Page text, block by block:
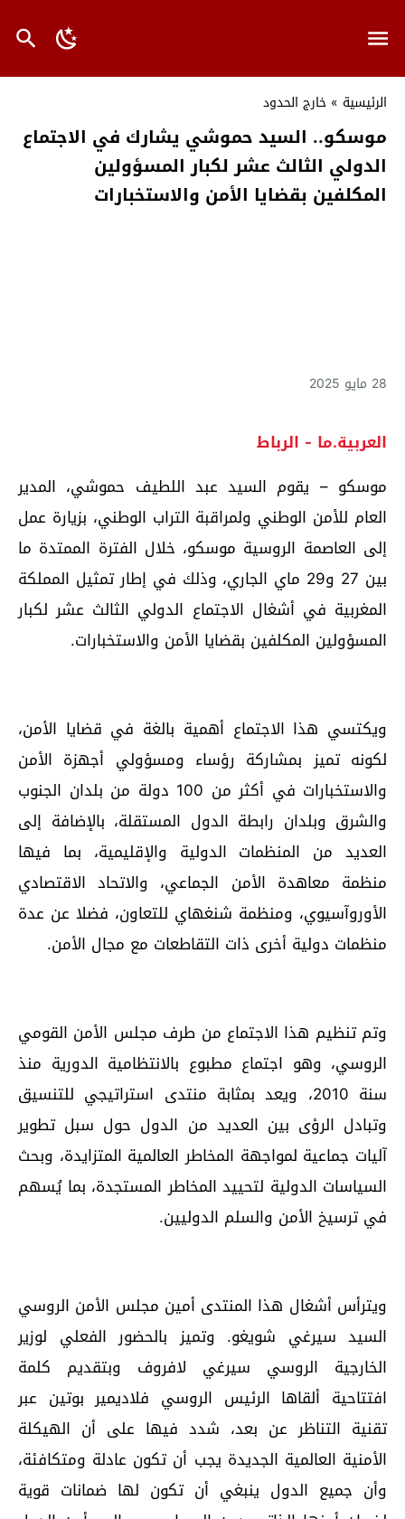
الرئيسية » خارج الحدود
موسكو.. السيد حموشي يشارك في الاجتماع
الدولي الثالث عشر لكبار المسؤولين
المكلفين بقضايا الأمن والاستخبارات
28 مايو 2025
العربية.ما - الرباط
موسكو – يقوم السيد عبد اللطيف حموشي، المدير
العام للأمن الوطني ولمراقبة التراب الوطني، بزيارة عمل
إلى العاصمة الروسية موسكو، خلال الفترة الممتدة ما
بين 27 و29 ماي الجاري، وذلك في إطار تمثيل المملكة
المغربية في أشغال الاجتماع الدولي الثالث عشر لكبار
المسؤولين المكلفين بقضايا الأمن والاستخبارات.
ويكتسي هذا الاجتماع أهمية بالغة في قضايا الأمن،
لكونه تميز بمشاركة رؤساء ومسؤولي أجهزة الأمن
والاستخبارات في أكثر من 100 دولة من بلدان الجنوب
والشرق وبلدان رابطة الدول المستقلة، بالإضافة إلى
العديد من المنظمات الدولية والإقليمية، بما فيها
منظمة معاهدة الأمن الجماعي، والاتحاد الاقتصادي
الأوروآسيوي، ومنظمة شنغهاي للتعاون، فضلا عن عدة
منظمات دولية أخرى ذات التقاطعات مع مجال الأمن.
وتم تنظيم هذا الاجتماع من طرف مجلس الأمن القومي
الروسي، وهو اجتماع مطبوع بالانتظامية الدورية منذ
سنة 2010، ويعد بمثابة منتدى استراتيجي للتنسيق
وتبادل الرؤى بين العديد من الدول حول سبل تطوير
آليات جماعية لمواجهة المخاطر العالمية المتزايدة، وبحث
السياسات الدولية لتحييد المخاطر المستجدة، بما يُسهم
في ترسيخ الأمن والسلم الدوليين.
ويترأس أشغال هذا المنتدى أمين مجلس الأمن الروسي
السيد سيرغي شويغو. وتميز بالحضور الفعلي لوزير
الخارجية الروسي سيرغي لافروف وبتقديم كلمة
افتتاحية ألقاها الرئيس الروسي فلاديمير بوتين عبر
تقنية التناظر عن بعد، شدد فيها على أن الهيكلة
الأمنية العالمية الجديدة يجب أن تكون عادلة ومتكافئة،
وأن جميع الدول ينبغي أن تكون لها ضمانات قوية